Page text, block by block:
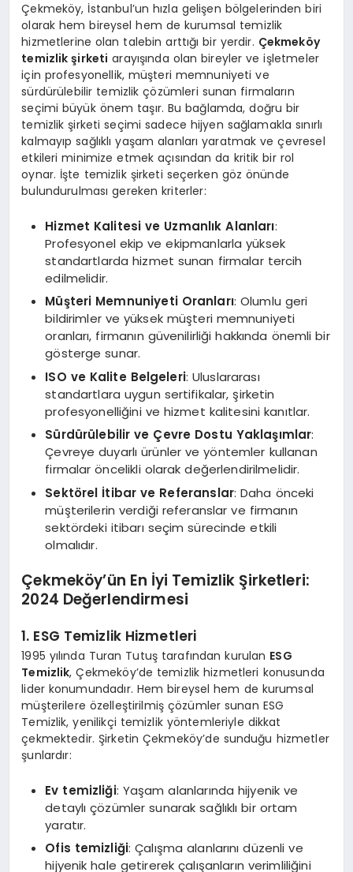
Çekmeköy, İstanbul’un hızla gelişen bölgelerinden biri
olarak hem bireysel hem de kurumsal temizlik
hizmetlerine olan talebin arttığı bir yerdir. Çekmeköy
temizlik şirketi arayışında olan bireyler ve işletmeler
için profesyonellik, müşteri memnuniyeti ve
sürdürülebilir temizlik çözümleri sunan firmaların
seçimi büyük önem taşır. Bu bağlamda, doğru bir
temizlik şirketi seçimi sadece hijyen sağlamakla sınırlı
kalmayıp sağlıklı yaşam alanları yaratmak ve çevresel
etkileri minimize etmek açısından da kritik bir rol
oynar. İşte temizlik şirketi seçerken göz önünde
bulundurulması gereken kriterler:
Hizmet Kalitesi ve Uzmanlık Alanları:
Profesyonel ekip ve ekipmanlarla yüksek
standartlarda hizmet sunan firmalar tercih
edilmelidir.
Müşteri Memnuniyeti Oranları: Olumlu geri
bildirimler ve yüksek müşteri memnuniyeti
oranları, firmanın güvenilirliği hakkında önemli bir
gösterge sunar.
ISO ve Kalite Belgeleri: Uluslararası
standartlara uygun sertifikalar, şirketin
profesyonelliğini ve hizmet kalitesini kanıtlar.
Sürdürülebilir ve Çevre Dostu Yaklaşımlar:
Çevreye duyarlı ürünler ve yöntemler kullanan
firmalar öncelikli olarak değerlendirilmelidir.
Sektörel İtibar ve Referanslar: Daha önceki
müşterilerin verdiği referanslar ve firmanın
sektördeki itibarı seçim sürecinde etkili
olmalıdır.
Çekmeköy’ün En İyi Temizlik Şirketleri:
2024 Değerlendirmesi
1. ESG Temizlik Hizmetleri
1995 yılında Turan Tutuş tarafından kurulan ESG
Temizlik, Çekmeköy’de temizlik hizmetleri konusunda
lider konumundadır. Hem bireysel hem de kurumsal
müşterilere özelleştirilmiş çözümler sunan ESG
Temizlik, yenilikçi temizlik yöntemleriyle dikkat
çekmektedir. Şirketin Çekmeköy’de sunduğu hizmetler
şunlardır:
Ev temizliği: Yaşam alanlarında hijyenik ve
detaylı çözümler sunarak sağlıklı bir ortam
yaratır.
Ofis temizliği: Çalışma alanlarını düzenli ve
hijyenik hale getirerek çalışanların verimliliğini